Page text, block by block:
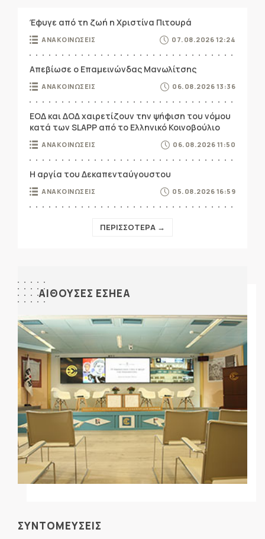
Έφυγε από τη ζωή η Χριστίνα Πιτουρά
ΑΝΑΚΟΙΝΩΣΕΙΣ 07.08.2026 12:24
Απεβίωσε ο Επαμεινώνδας Μανωλίτσης
ΑΝΑΚΟΙΝΩΣΕΙΣ 06.08.2026 13:36
ΕΟΔ και ΔΟΔ χαιρετίζουν την ψήφιση του νόμου
κατά των SLAPP από το Ελληνικό Κοινοβούλιο
ΑΝΑΚΟΙΝΩΣΕΙΣ 06.08.2026 11:50
Η αργία του Δεκαπενταύγουστου
ΑΝΑΚΟΙΝΩΣΕΙΣ 05.08.2026 16:59
ΠΕΡΙΣΣΟΤΕΡΑ →
ΑΙΘΟΥΣΕΣ ΕΣΗΕΑ
ΣΥΝΤΟΜΕΥΣΕΙΣ